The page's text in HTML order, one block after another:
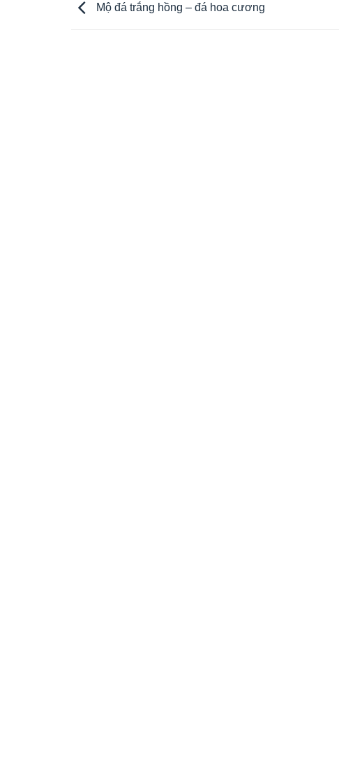
Mộ đá trắng hồng – đá hoa cương